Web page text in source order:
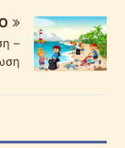
–